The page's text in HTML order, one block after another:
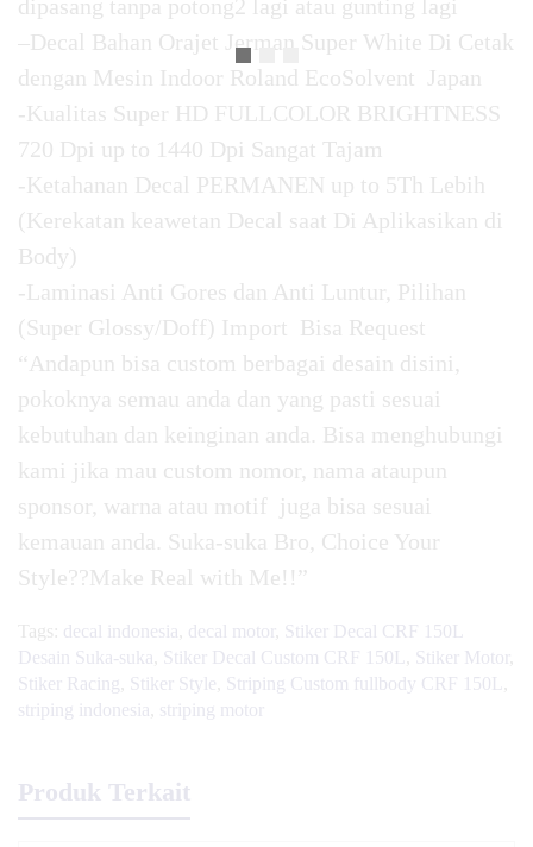
dipasang tanpa potong2 lagi atau gunting lagi
–Decal Bahan Orajet Jerman Super White Di Cetak
dengan Mesin Indoor Roland EcoSolvent Japan
-Kualitas Super HD FULLCOLOR BRIGHTNESS
720 Dpi up to 1440 Dpi Sangat Tajam
-Ketahanan Decal PERMANEN up to 5Th Lebih
(Kerekatan keawetan Decal saat Di Aplikasikan di
Body)
-Laminasi Anti Gores dan Anti Luntur, Pilihan
(Super Glossy/Doff) Import Bisa Request
“Andapun bisa custom berbagai desain disini,
pokoknya semau anda dan yang pasti sesuai
kebutuhan dan keinginan anda. Bisa menghubungi
kami jika mau custom nomor, nama ataupun
sponsor, warna atau motif juga bisa sesuai
kemauan anda. Suka-suka Bro, Choice Your
Style??Make Real with Me!!”
Tags: decal indonesia decal motor
Stiker Decal CRF 150L
Desain Suka-suka
Stiker Decal Custom CRF 150L Stiker Motor
Stiker Racing
Stiker Style Striping Custom fullbody CRF 150L
striping indonesia striping motor
Produk Terkait